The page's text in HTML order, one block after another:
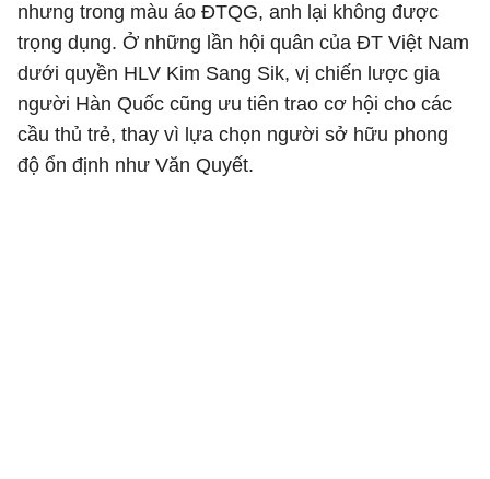
nhưng trong màu áo ĐTQG, anh lại không được
trọng dụng. Ở những lần hội quân của ĐT Việt Nam
dưới quyền HLV Kim Sang Sik, vị chiến lược gia
người Hàn Quốc cũng ưu tiên trao cơ hội cho các
cầu thủ trẻ, thay vì lựa chọn người sở hữu phong
độ ổn định như Văn Quyết.